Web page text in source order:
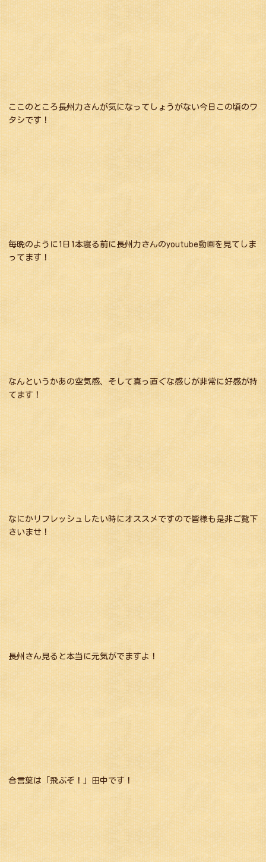
ここのところ長州力さんが気になってしょうがない今日この頃のワ
タシです！
毎晩のように1日1本寝る前に長州力さんのyoutube動画を見てしま
ってます！
なんというかあの空気感、そして真っ直ぐな感じが非常に好感が持
てます！
なにかリフレッシュしたい時にオススメですので皆様も是非ご覧下
さいませ！
長州さん見ると本当に元気がでますよ！
合言葉は「飛ぶぞ！」田中です！